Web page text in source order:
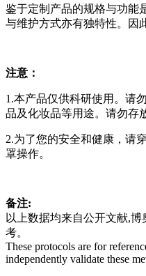
鉴于定制产品的规格与功能
与维护方式亦有独特性。因
注意：
1.本产品仅供科研使用。请
品及化妆品等用途。请勿存
2.为了您的安全和健康，请
罩操作。
备注:
以上数据均来自公开文献,
考。
These protocols are for
independently validate these